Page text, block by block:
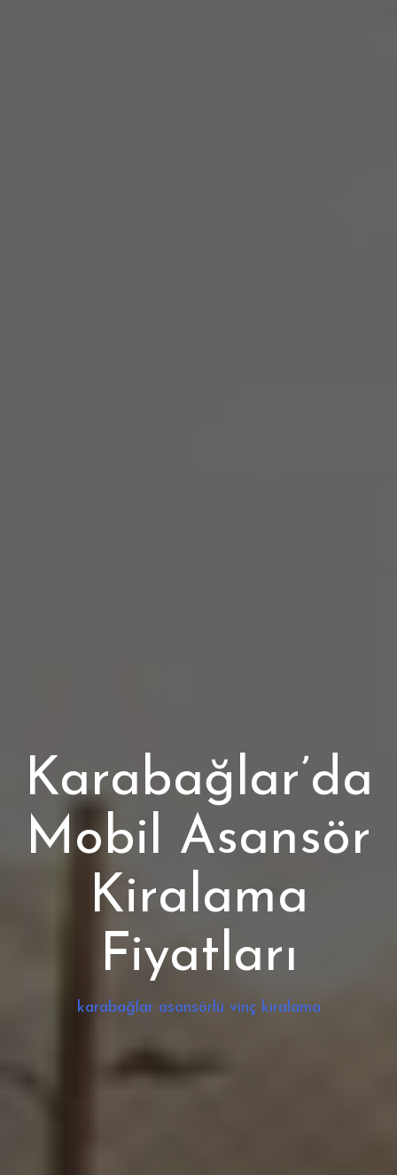
Karabağlar’da
Mobil Asansör
Kiralama
Fiyatları
karabağlar asansörlü vinç kiralama